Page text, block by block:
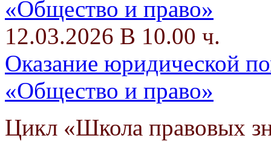
12.03.2026 В 10.00 ч.
Оказание юридической
«Общество и право»
Цикл «Школа правовых